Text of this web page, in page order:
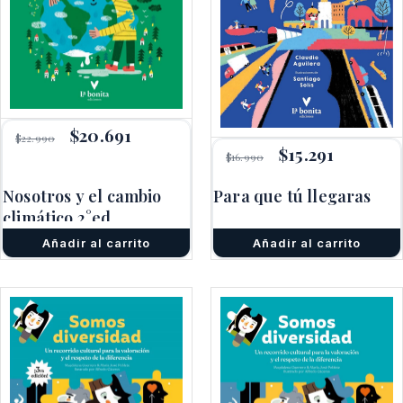
$22.990
El
precio
$22.990.
$20.691
$20.691.
Nosotros y el cambio
climático 2°ed.
Añadir al carrito
$16.990
El
precio
era:
$15.291
es:
Para que tú llegaras
Añadir al carrito